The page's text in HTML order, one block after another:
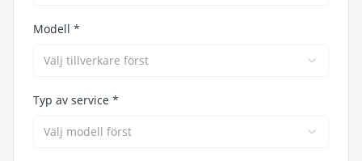
Modell *
Välj tillverkare först
Typ av service *
Välj modell först